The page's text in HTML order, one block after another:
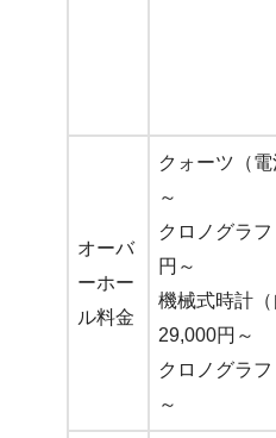
オーバ
ーホー
ル料金
クォーツ（
～
クロノグラ
円～
機械式時計
29,000円～
クロノグラ
～